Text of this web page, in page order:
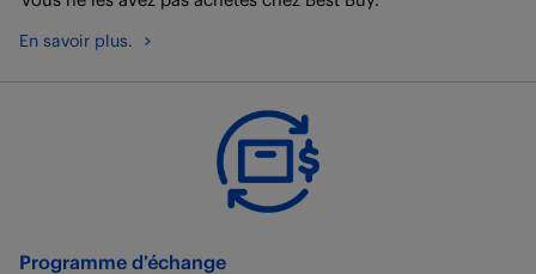
En savoir plus.
Programme d’échange